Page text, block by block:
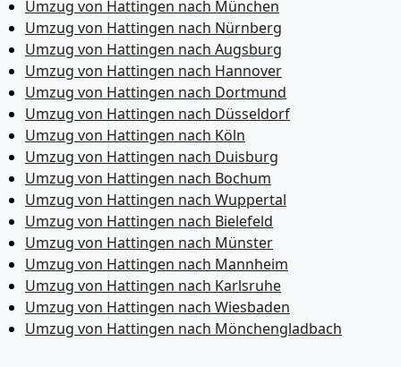
Umzug von Hattingen nach München
Umzug von Hattingen nach Nürnberg
Umzug von Hattingen nach Augsburg
Umzug von Hattingen nach Hannover
Umzug von Hattingen nach Dortmund
Umzug von Hattingen nach Düsseldorf
Umzug von Hattingen nach Köln
Umzug von Hattingen nach Duisburg
Umzug von Hattingen nach Bochum
Umzug von Hattingen nach Wuppertal
Umzug von Hattingen nach Bielefeld
Umzug von Hattingen nach Münster
Umzug von Hattingen nach Mannheim
Umzug von Hattingen nach Karlsruhe
Umzug von Hattingen nach Wiesbaden
Umzug von Hattingen nach Mönchen­gladbach